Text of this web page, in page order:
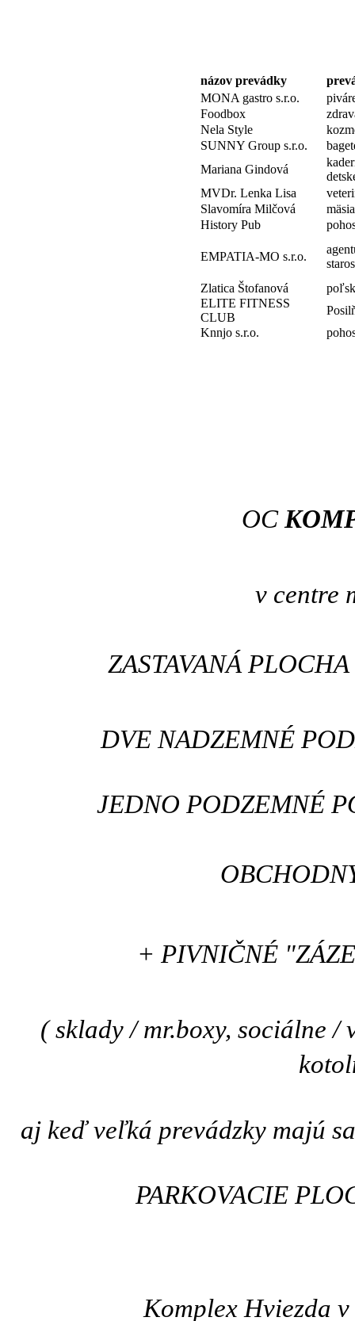
názov prevádky
MONA gastro s.r.o.
Foodbox
Nela Style
SUNNY Group s.r.o.
Mariana Gindová
MVDr. Lenka Lisa
Slavomíra Milčová
History Pub
EMPATIA-MO s.r.o.
Zlatica Štofanová
ELITE FITNESS
CLUB
Knnjo s.r.o.
OC 
v centre
ZASTAVANÁ
DVE NADZEMNÉ
JEDNO PODZEMNÉ
+ PIVNIČNÉ
( sklady / mr.boxy, sociálne
aj keď veľká prevádzky majú
PARKOVACIE
Komplex Hviezda